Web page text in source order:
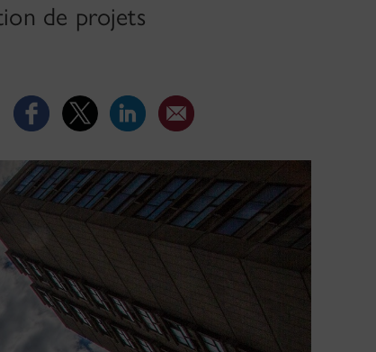
de projets